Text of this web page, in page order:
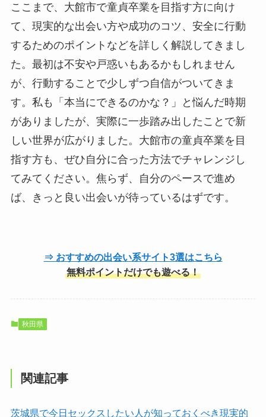
ここまで、大館市で童貞卒業を目指す方に向け
て、現実的な出会い方や成功のコツ、安全に行動
するためのポイントなどを詳しく解説してきまし
た。最初は不安や戸惑いもあるかもしれません
が、行動することで少しずつ自信がついてきま
す。私も「本当にできるのかな？」と悩んだ時期
がありましたが、実際に一歩踏み出したことで新
しい世界が広がりました。大館市の童貞卒業を目
指す方も、ぜひ自分に合った方法でチャレンジし
てみてください。焦らず、自分のペースで進め
ば、きっと良い出会いが待っているはずです。
⇒ おすすめの出会い系サイト3選はこちら
無料ポイントだけでも遊べる！
秋田県
関連記事
茨城県で今日セックスしたい人が知っておくべき現実的